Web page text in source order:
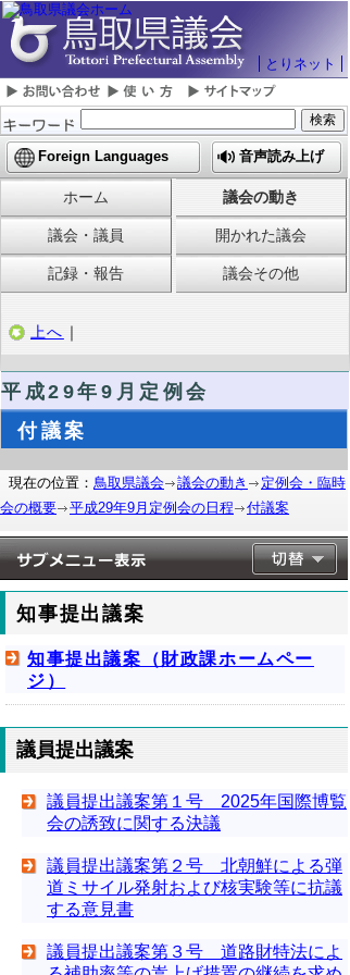
とりネット
Foreign Languages 音声読み上げ
ホーム 議会の動き
議会・議員 開かれた議会
記録・報告 議会その他
上へ ｜
平成29年9月定例会
付議案
現在の位置： 鳥取県議会 議会の動き
定例会・臨時
会の概要
平成29年9月定例会の日程 付議案
知事提出議案
知事提出議案（財政課ホームペー
ジ）
議員提出議案
議員提出議案第１号 2025年国際博覧
会の誘致に関する決議
議員提出議案第２号 北朝鮮による弾
道ミサイル発射および核実験等に抗議
する意見書
議員提出議案第３号 道路財特法によ